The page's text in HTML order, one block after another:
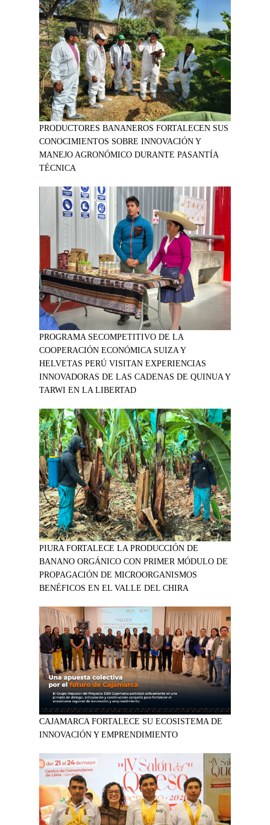
PRODUCTORES BANANEROS FORTALECEN SUS
CONOCIMIENTOS SOBRE INNOVACIÓN Y
MANEJO AGRONÓMICO DURANTE PASANTÍA
TÉCNICA
PROGRAMA SECOMPETITIVO DE LA
COOPERACIÓN ECONÓMICA SUIZA Y
HELVETAS PERÚ VISITAN EXPERIENCIAS
INNOVADORAS DE LAS CADENAS DE QUINUA Y
TARWI EN LA LIBERTAD
PIURA FORTALECE LA PRODUCCIÓN DE
BANANO ORGÁNICO CON PRIMER MÓDULO DE
PROPAGACIÓN DE MICROORGANISMOS
BENÉFICOS EN EL VALLE DEL CHIRA
CAJAMARCA FORTALECE SU ECOSISTEMA DE
INNOVACIÓN Y EMPRENDIMIENTO